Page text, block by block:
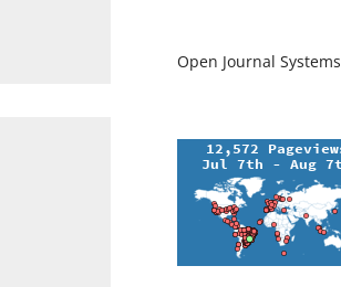
Open Journal Systems